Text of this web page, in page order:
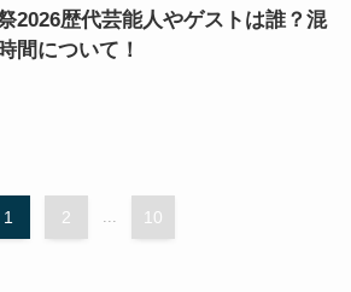
2026歴代芸能人やゲストは誰？混
間について！
1 2 ... 10